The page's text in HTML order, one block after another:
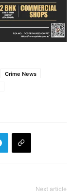
Crime News
Next article